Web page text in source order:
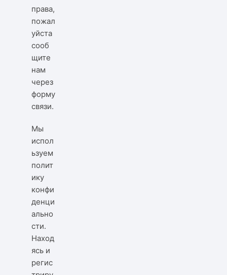
права,
пожал
уйста
сооб
щите
нам
через
форму
связи.
Мы
испол
ьзуем
полит
ику
конфи
денци
ально
сти.
Наход
ясь и
регис